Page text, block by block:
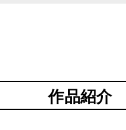
作品紹介